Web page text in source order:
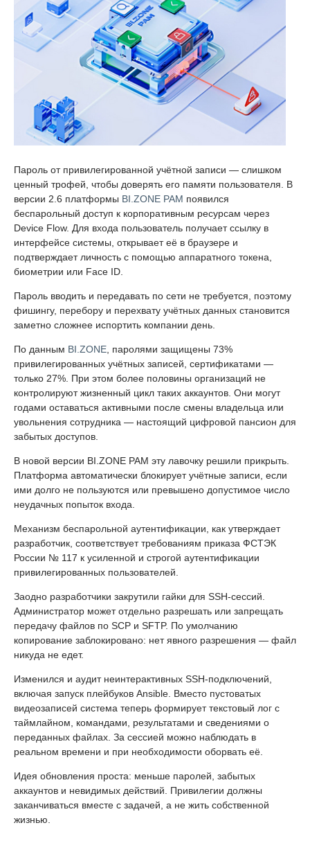
Пароль от привилегированной учётной записи — слишком
ценный трофей, чтобы доверять его памяти пользователя. В
версии 2.6 платформы BI.ZONE PAM появился
беспарольный доступ к корпоративным ресурсам через
Device Flow. Для входа пользователь получает ссылку в
интерфейсе системы, открывает её в браузере и
подтверждает личность с помощью аппаратного токена,
биометрии или Face ID.
Пароль вводить и передавать по сети не требуется, поэтому
фишингу, перебору и перехвату учётных данных становится
заметно сложнее испортить компании день.
По данным BI.ZONE, паролями защищены 73%
привилегированных учётных записей, сертификатами —
только 27%. При этом более половины организаций не
контролируют жизненный цикл таких аккаунтов. Они могут
годами оставаться активными после смены владельца или
увольнения сотрудника — настоящий цифровой пансион для
забытых доступов.
В новой версии BI.ZONE PAM эту лавочку решили прикрыть.
Платформа автоматически блокирует учётные записи, если
ими долго не пользуются или превышено допустимое число
неудачных попыток входа.
Механизм беспарольной аутентификации, как утверждает
разработчик, соответствует требованиям приказа ФСТЭК
России № 117 к усиленной и строгой аутентификации
привилегированных пользователей.
Заодно разработчики закрутили гайки для SSH-сессий.
Администратор может отдельно разрешать или запрещать
передачу файлов по SCP и SFTP. По умолчанию
копирование заблокировано: нет явного разрешения — файл
никуда не едет.
Изменился и аудит неинтерактивных SSH-подключений,
включая запуск плейбуков Ansible. Вместо пустоватых
видеозаписей система теперь формирует текстовый лог с
таймлайном, командами, результатами и сведениями о
переданных файлах. За сессией можно наблюдать в
реальном времени и при необходимости оборвать её.
Идея обновления проста: меньше паролей, забытых
аккаунтов и невидимых действий. Привилегии должны
заканчиваться вместе с задачей, а не жить собственной
жизнью.